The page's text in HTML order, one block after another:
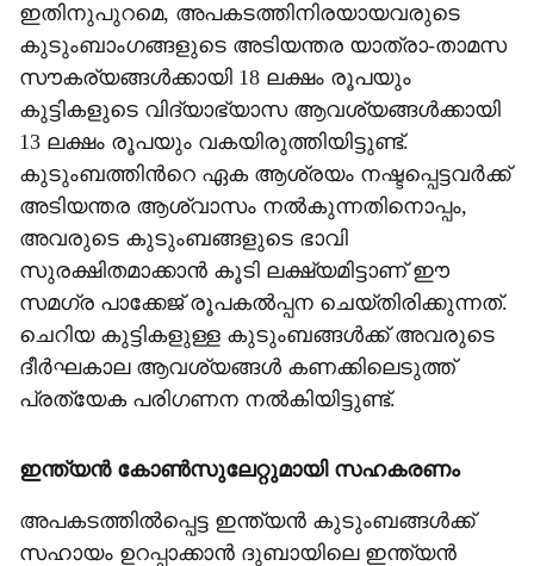
ഇതിനുപുറമെ, അപകടത്തിനിരയായവരുടെ
കുടുംബാംഗങ്ങളുടെ അടിയന്തര യാത്രാ-താമസ
സൗകര്യങ്ങൾക്കായി 18 ലക്ഷം രൂപയും
കുട്ടികളുടെ വിദ്യാഭ്യാസ ആവശ്യങ്ങൾക്കായി
13 ലക്ഷം രൂപയും വകയിരുത്തിയിട്ടുണ്ട്.
കുടുംബത്തിന്‍റെ ഏക ആശ്രയം നഷ്ടപ്പെട്ടവർക്ക്
അടിയന്തര ആശ്വാസം നൽകുന്നതിനൊപ്പം,
അവരുടെ കുടുംബങ്ങളുടെ ഭാവി
സുരക്ഷിതമാക്കാൻ കൂടി ലക്ഷ്യമിട്ടാണ് ഈ
സമഗ്ര പാക്കേജ് രൂപകൽപ്പന ചെയ്തിരിക്കുന്നത്.
ചെറിയ കുട്ടികളുള്ള കുടുംബങ്ങൾക്ക് അവരുടെ
ദീർഘകാല ആവശ്യങ്ങൾ കണക്കിലെടുത്ത്
പ്രത്യേക പരിഗണന നൽകിയിട്ടുണ്ട്.
ഇന്ത്യൻ കോൺസുലേറ്റുമായി സഹകരണം
അപകടത്തിൽപ്പെട്ട ഇന്ത്യൻ കുടുംബങ്ങൾക്ക്
സഹായം ഉറപ്പാക്കാൻ ദുബായിലെ ഇന്ത്യൻ